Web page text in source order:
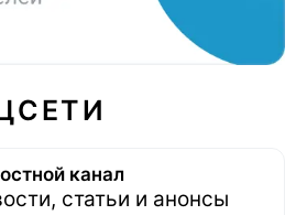
канал
статьи и анонсы